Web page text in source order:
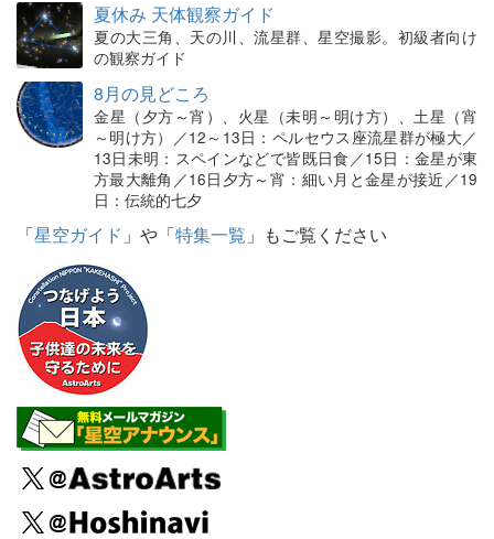
夏休み 天体観察ガイド
夏の大三角、天の川、流星群、星空撮影。初級者向け
の観察ガイド
8月の見どころ
金星（夕方～宵）、火星（未明～明け方）、土星（宵
～明け方）／12～13日：ペルセウス座流星群が極大／
13日未明：スペインなどで皆既日食／15日：金星が東
方最大離角／16日夕方～宵：細い月と金星が接近／19
日：伝統的七夕
「星空ガイド 」や「特集一覧 」もご覧ください